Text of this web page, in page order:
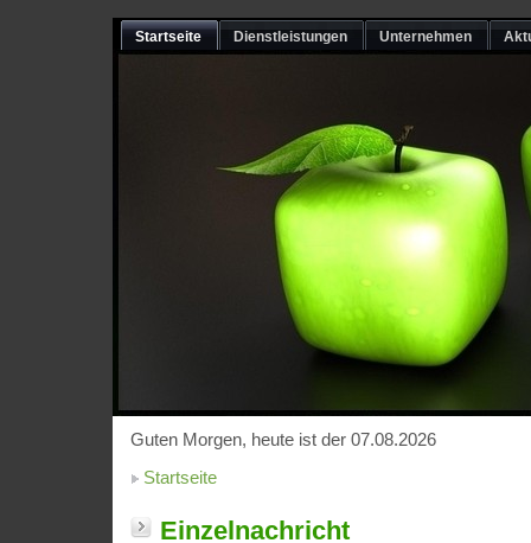
Startseite Dienstleistungen Unternehmen
Guten Morgen, heute ist der 07.08.2026
Startseite
Einzelnachricht